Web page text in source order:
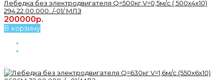
Лебедка без электродвигателя Q=500кг V=0,5м/с ( 500х4х10)
294.22.00.000../-01/ МЛЗ
200000р.
В корзину